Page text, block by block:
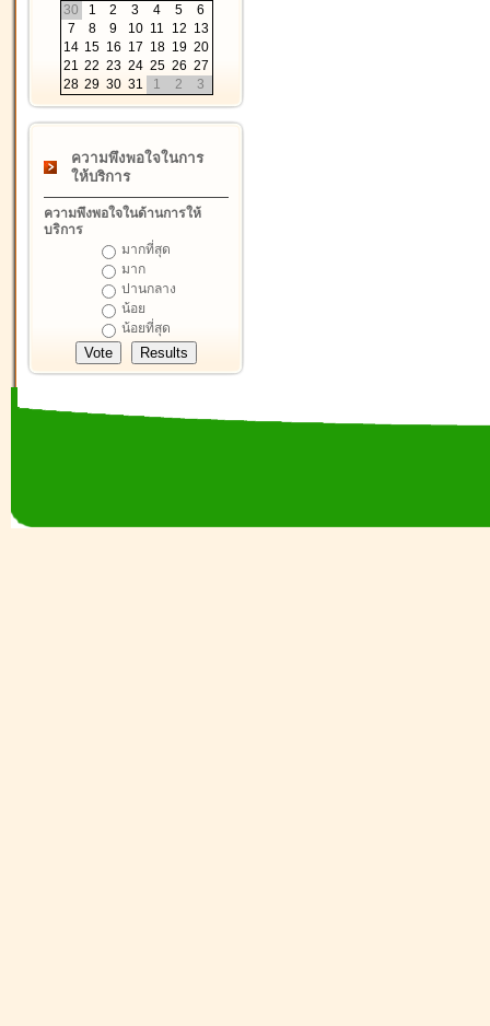
30
1 2 3 4 5
6
7
8 9 10 11 12 13
14 15 16 17 18 19 20
21 22 23 24 25 26 27
28 29 30 31 1 2 3
ความพึงพอใจในการ
ให้บริการ
ความพึงพอใจในด้านการให้
บริการ
มากที่สุด
มาก
ปานกลาง
น้อย
น้อยที่สุด